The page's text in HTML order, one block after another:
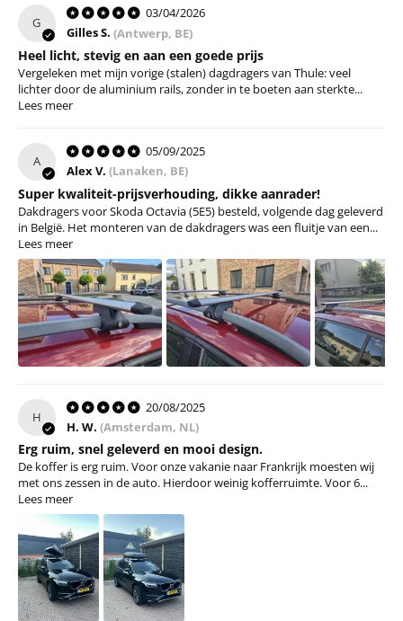
G
03/04/2026
Gilles S. (Antwerp, BE)
Heel licht, stevig en aan een goede prijs
Vergeleken met mijn vorige (stalen) dagdragers van Thule: veel
lichter door de aluminium rails, zonder in te boeten aan sterkte...
Lees meer
A
05/09/2025
Alex V. (Lanaken, BE)
Super kwaliteit-prijsverhouding, dikke aanrader!
Dakdragers voor Skoda Octavia (5E5) besteld, volgende dag geleverd
in België. Het monteren van de dakdragers was een fluitje van een...
Lees meer
H
20/08/2025
H. W. (Amsterdam, NL)
Erg ruim, snel geleverd en mooi design.
De koffer is erg ruim. Voor onze vakanie naar Frankrijk moesten wij
met ons zessen in de auto. Hierdoor weinig kofferruimte. Voor 6...
Lees meer